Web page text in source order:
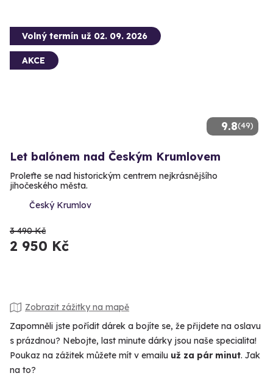
9.8(49)
Volný termín už 02. 09. 2026
AKCE
Let balónem nad Českým Krumlovem
Proleťte se nad historickým centrem nejkrásnějšího
jihočeského města.
Český Krumlov
3 490 Kč
2 950 Kč
Zobrazit zážitky na mapě
Zapomněli jste pořídit dárek a bojíte se, že přijdete na oslavu
s prázdnou? Nebojte, last minute dárky jsou naše specialita!
Poukaz na zážitek můžete mít v emailu už za pár minut. Jak
na to?